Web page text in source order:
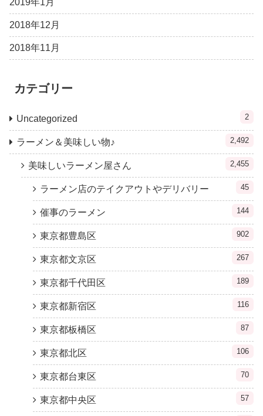
2019年1月
2018年12月
2018年11月
カテゴリー
Uncategorized 2
ラーメン＆美味しい物♪ 2,492
美味しいラーメン屋さん 2,455
ラーメン店のテイクアウトやデリバリー 45
催事のラーメン 144
東京都豊島区 902
東京都文京区 267
東京都千代田区 189
東京都新宿区 116
東京都板橋区 87
東京都北区 106
東京都台東区 70
東京都中央区 57